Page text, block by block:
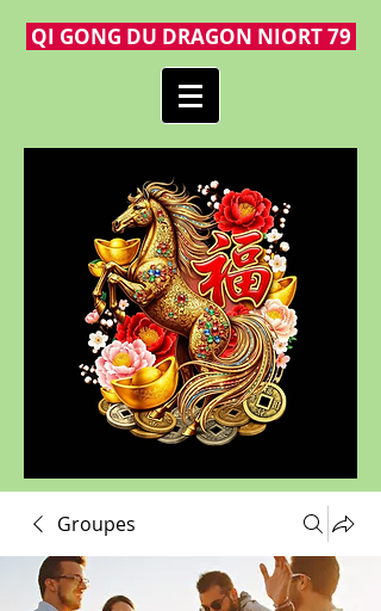
QI GONG DU DRAGON NIORT 79
Groupes